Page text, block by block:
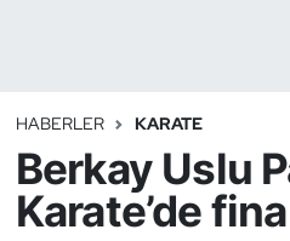
HABERLER KARATE
Berkay Uslu
Karate’de
Binicilik
Bisiklet